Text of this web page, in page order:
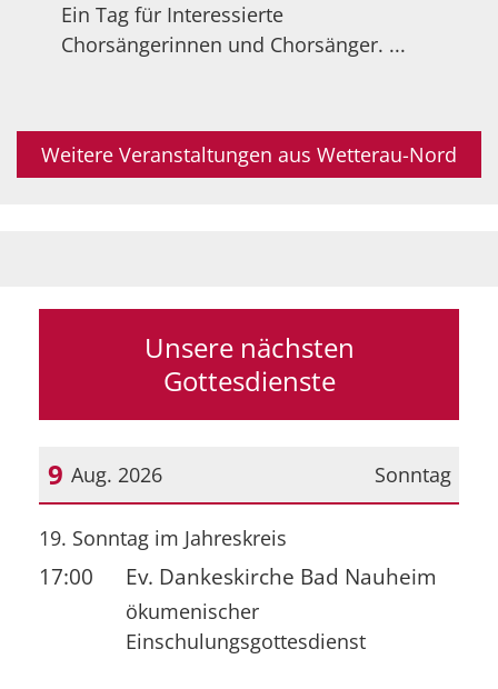
Ein Tag für Interessierte
Chorsängerinnen und Chorsänger. ...
Weitere Veranstaltungen aus Wetterau-Nord
Unsere nächsten
Gottesdienste
Sonntag
9 Aug. 2026
Datum: 9. August 2026
19. Sonntag im Jahreskreis
17:00 Ev. Dankeskirche Bad Nauheim
ökumenischer
Einschulungsgottesdienst